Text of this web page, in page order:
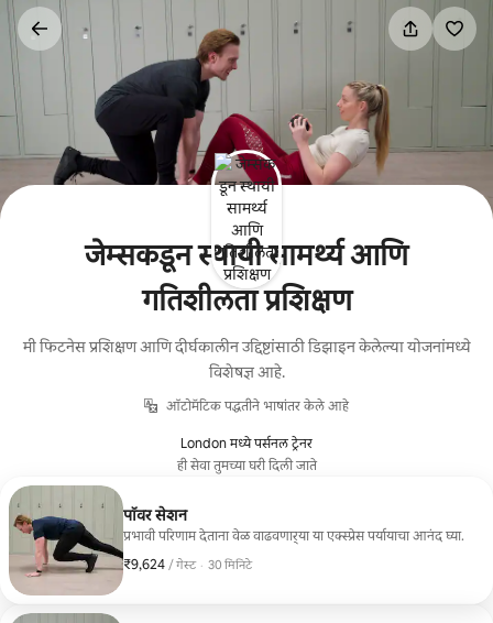
कंटेंटवर
जा
जेम्सकडून स्थायी सामर्थ्य आणि
गतिशीलता प्रशिक्षण
मी फिटनेस प्रशिक्षण आणि दीर्घकालीन उद्दिष्टांसाठी डिझाइन केलेल्या योजनांमध्ये
विशेषज्ञ आहे.
ऑटोमॅटिक पद्धतीने भाषांतर केले आहे
London मध्ये पर्सनल ट्रेनर
ही सेवा तुमच्या घरी दिली जाते
पॉवर सेशन
प्रभावी परिणाम देताना वेळ वाढवणार्‍या या एक्स्प्रेस पर्यायाचा आनंद घ्या.
₹9,624 / गेस्ट
₹9,624 प्रति गेस्ट
, · 30 मिनिटे